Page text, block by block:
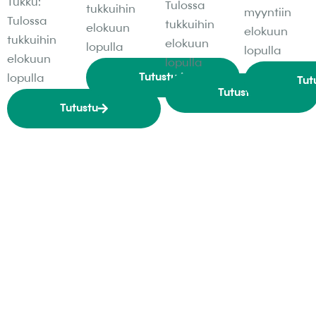
Tukku:
Tulossa
tukkuihin
elokuun
lopulla
Tutustu
tukkuihin
elokuun
lopulla
Tutustu
Tulossa
tukkuihin
elokuun
lopulla
Tutustu
myyntiin
elokuun
lopulla